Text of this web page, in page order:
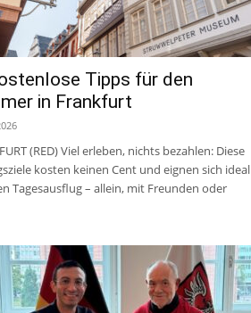
Tipps für den
in Frankfurt
(RED) Viel erleben, nichts bezahlen: Diese
kosten keinen Cent und eignen sich ideal
Tagesausflug – allein, mit Freunden oder